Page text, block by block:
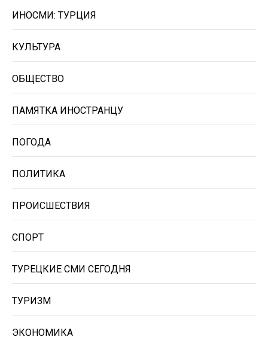
ИНОСМИ: ТУРЦИЯ
КУЛЬТУРА
ОБЩЕСТВО
ПАМЯТКА ИНОСТРАНЦУ
ПОГОДА
ПОЛИТИКА
ПРОИСШЕСТВИЯ
СПОРТ
ТУРЕЦКИЕ СМИ СЕГОДНЯ
ТУРИЗМ
ЭКОНОМИКА